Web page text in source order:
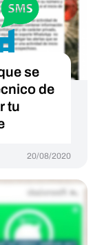
se
de
tu
20/08/2020